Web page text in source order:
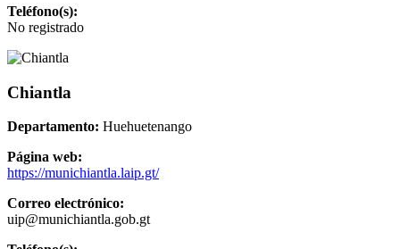
Teléfono(s):
No registrado
Chiantla
Departamento: Huehuetenango
Página web:
https://munichiantla.laip.gt/
Correo electrónico:
uip@munichiantla.gob.gt